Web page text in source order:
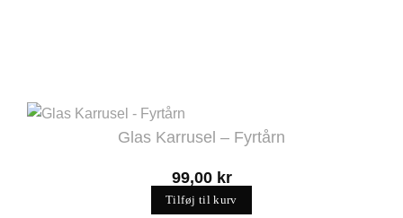
Glas Karrusel – Fyrtårn
99,00 kr
Tilføj til kurv